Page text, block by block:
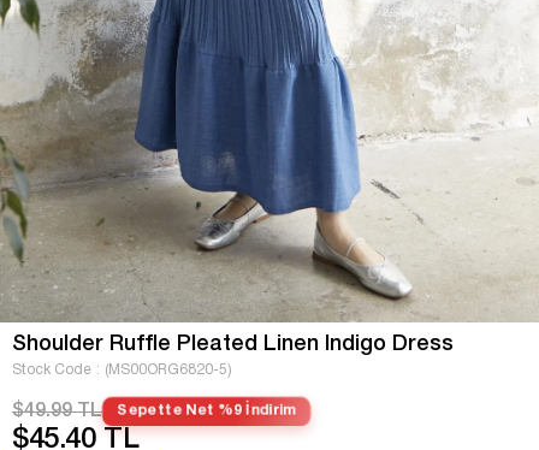
Shoulder Ruffle Pleated Linen Indigo Dress
Stock Code (MS00ORG6820-5)
$49.99 TL Sepette Net %9 İndirim
$45.40 TL